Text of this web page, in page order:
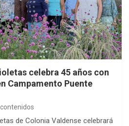
celebra 45 años con
Campamento Puente
de Colonia Valdense celebrará